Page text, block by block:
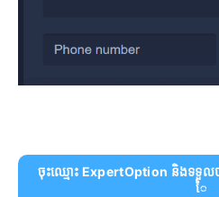
ចុះឈ្មោះ ExpertOption និងទទួ
ៃ